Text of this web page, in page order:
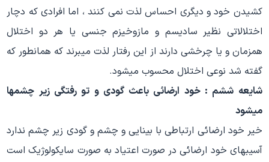
کشیدن خود و دیگری احساس لذت نمی کنند ، اما افرادی که دچار
اختلالاتی نظیر سادیسم و مازوخیزم جنسی یا هر دو اختلال
همزمان و یا چرخشی دارند از این رفتار لذت میبرند که همانطور که
گفته شد نوعی اختلال محسوب میشود.
شایعه ششم : خود ارضائی باعث گودی و تو رفتگی زیر چشمها
میشود
خیر خود ارضائی ارتباطی با بینایی و چشم و گودی زیر چشم ندارد
آسیبهای خود ارضائی در صورت اعتیاد به صورت سایکولوژیک است